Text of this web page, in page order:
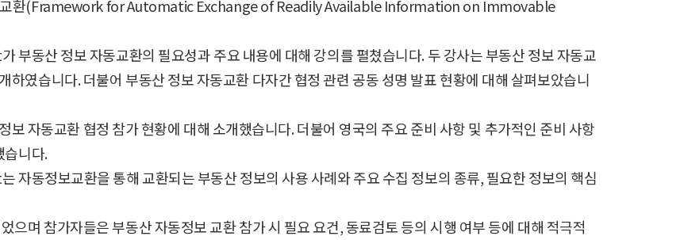
교환(Framework for Automatic Exchange of Readily Available Information on Immovable
동산 정보 자동교환의 필요성과 주요 내용에 대해 강의를 펼쳤습니다. 두 강사는 부동산 정보 자동교
하였습니다. 더불어 부동산 정보 자동교환 다자간 협정 관련 공동 성명 발표 현황에 대해 살펴보았습니
자동교환 협정 참가 현황에 대해 소개했습니다. 더불어 영국의 주요 준비 사항 및 추가적인 준비 사항
습니다.
동정보교환을 통해 교환되는 부동산 정보의 사용 사례와 주요 수집 정보의 종류, 필요한 정보의 핵심
으며 참가자들은 부동산 자동정보 교환 참가 시 필요 요건, 동료검토 등의 시행 여부 등에 대해 적극적